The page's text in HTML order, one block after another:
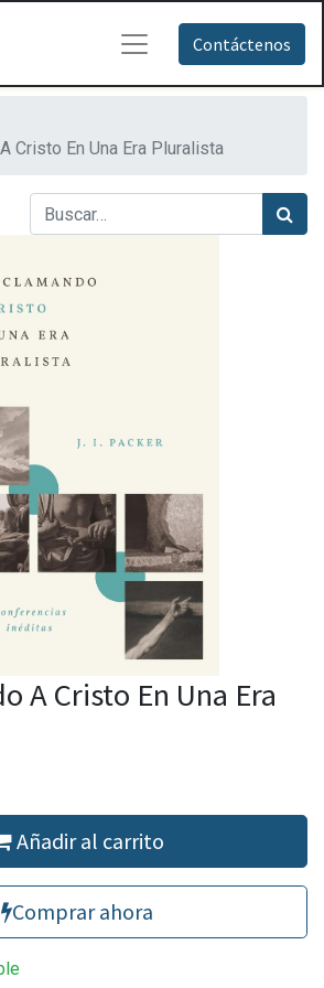
Contáctenos
Cristo En Una Era Pluralista
A Cristo En Una Era
Añadir al carrito
Comprar ahora